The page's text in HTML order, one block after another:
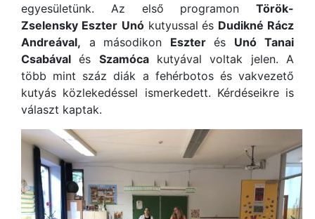
egyesületünk. Az első programon Török-
Zselensky Eszter Unókutyussal és Dudikné Rácz
Andreával, a másodikon Eszterés Unó Tanai
Csabával és Szamócakutyával voltak jelen. A
több mint száz diák a fehérbotos és vakvezető
kutyás közlekedéssel ismerkedett. Kérdéseikre is
választ kaptak.